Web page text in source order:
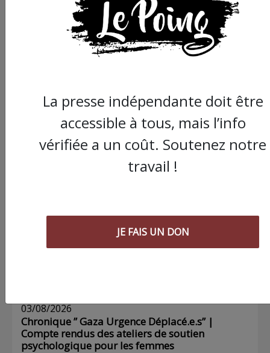
Commander le dernier numéro papier du
Voir tous les numéros papier
03/08/2026
Chronique ” Gaza Urgence Déplacé.e.s” |
Compte rendus des ateliers de soutien
psychologique pour les femmes
La presse indépendante doit être
accessible à tous, mais l’info
vérifiée a un coût. Soutenez notre
travail !
JE FAIS UN DON